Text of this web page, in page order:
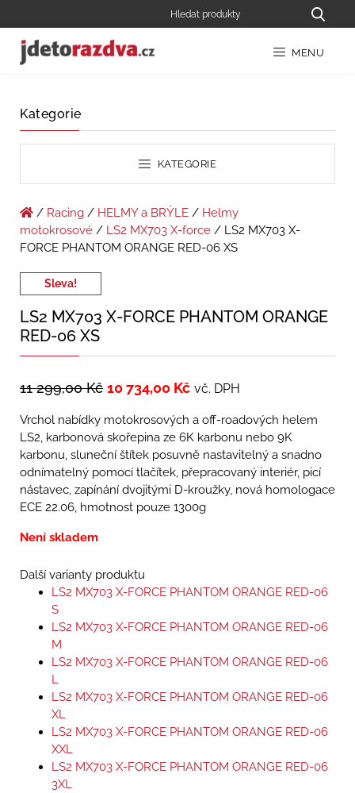
MENU
Kategorie
KATEGORIE
/ Racing / HELMY a BRÝLE / Helmy
motokrosové / LS2 MX703 X-force / LS2 MX703 X-
FORCE PHANTOM ORANGE RED-06 XS
Sleva!
LS2 MX703 X-FORCE PHANTOM ORANGE
RED-06 XS
11 299,00Kč 10 734,00 Kč vč. DPH
Vrchol nabídky motokrosových a off-roadových helem
LS2, karbonová skořepina ze 6K karbonu nebo 9K
karbonu, sluneční štítek posuvně nastavitelný a snadno
odnímatelný pomocí tlačítek, přepracovaný interiér, picí
nástavec, zapínání dvojitými D-kroužky, nová homologace
ECE 22.06, hmotnost pouze 1300g
Není skladem
Další varianty produktu
LS2 MX703 X-FORCE PHANTOM ORANGE RED-06
S
LS2 MX703 X-FORCE PHANTOM ORANGE RED-06
M
LS2 MX703 X-FORCE PHANTOM ORANGE RED-06
L
LS2 MX703 X-FORCE PHANTOM ORANGE RED-06
XL
LS2 MX703 X-FORCE PHANTOM ORANGE RED-06
XXL
LS2 MX703 X-FORCE PHANTOM ORANGE RED-06
3XL